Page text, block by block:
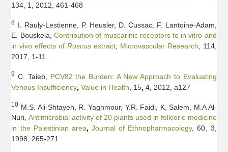
134, 1, 2012, 461-468
8 I. Rauly-Lestienne, P. Heusler, D. Cussac, F. Lantoine-Adam,
E. Bouskela, Contribution of muscarinic receptors to in vitro and
in vivo effects of Ruscus extract, Microvascular Research, 114,
2017, 1-11
9 C. Taieb, PCV82 the Burden: A New Approach to Evaluating
Venous Insufficiency,Value in Health , 15,4, 2012, a127
10 M.S. Ali-Shtayeh, R. Yaghmour, Y.R. Faidi, K. Salem, M.A Al-
Nuri, Antimicrobial activity of 20 plants used in folkloric medicine
in the Palestinian area,Journal of Ethnopharmacology, 60, 3,
1998, 265-271